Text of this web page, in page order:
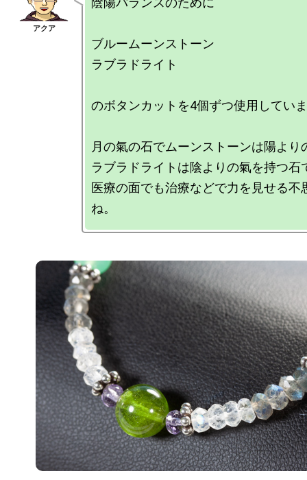
ブルームーンストーン
ラブラドライト
のボタンカットを4個ずつ使用してい
月の氣の石でムーンストーンは陽より
ラブラドライトは陰よりの氣を持つ石
医療の面でも治療などで力を見せる不